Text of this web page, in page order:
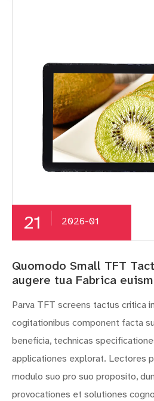
21 2026-01
Quomodo Small TFT
augere tua Fabrica
Parva TFT screens tactus critica
cogitationibus component facta
beneficia, technicas
applicationes explorat. Lectores
modulo suo pro suo proposito,
provocationes et solutiones